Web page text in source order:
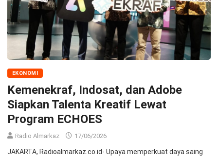
EKONOMI
Kemenekraf, Indosat, dan Adobe
Siapkan Talenta Kreatif Lewat
Program ECHOES
Radio Almarkaz 17/06/2026
JAKARTA, Radioalmarkaz.co.id- Upaya memperkuat daya saing